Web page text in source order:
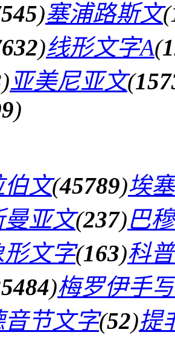
)塞浦路斯文(
)线形文字A(
)亚美尼亚文(
)
文(45789)埃
曼亚文(237)巴
形文字(163)科
)梅罗伊手
音节文字(52)提